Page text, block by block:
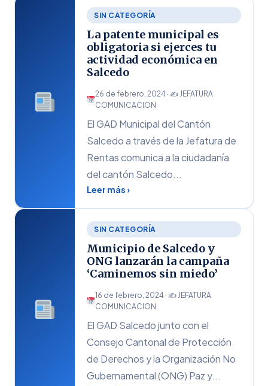
SIN CATEGORÍA
La patente municipal es
obligatoria si ejerces tu
actividad económica en
Salcedo
26 de febrero, 2024 · ✍JEFATURA
COMUNICACION
El GAD Municipal del Cantón
Salcedo a través de la Jefatura de
Rentas comunica a la ciudadanía
del cantón Salcedo...
Leer más ›
SIN CATEGORÍA
Municipio de Salcedo y
ONG lanzarán la campaña
‘Caminemos sin miedo’
16 de febrero, 2024 · ✍JEFATURA
COMUNICACION
El GAD Salcedo junto con el
Consejo Cantonal de Protección
de Derechos y la Organización No
Gubernamental (ONG) Paz y...